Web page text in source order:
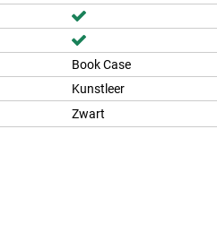
Book Case
Kunstleer
Zwart